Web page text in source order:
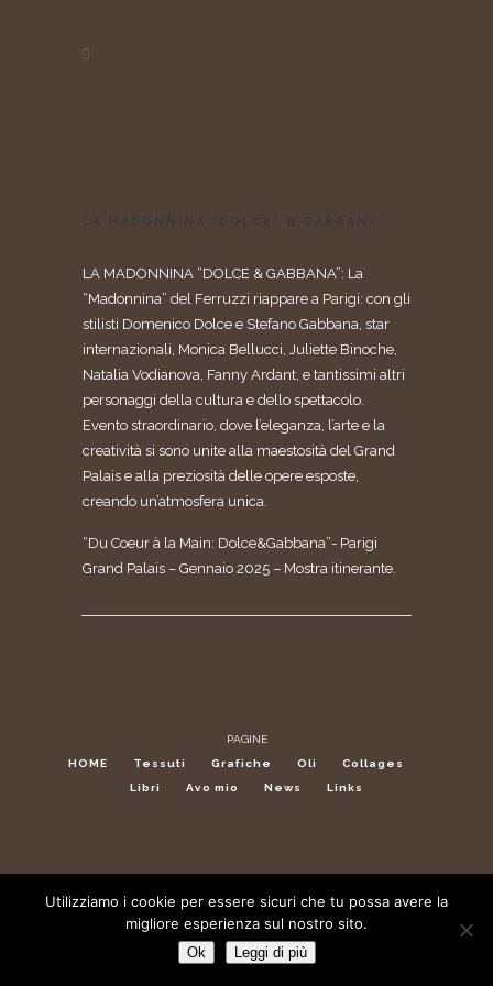
LA MADONNINA “DOLCE & GABBANA”: La
“Madonnina” del Ferruzzi riappare a Parigi: con gli
stilisti Domenico Dolce e Stefano Gabbana, star
internazionali, Monica Bellucci, Juliette Binoche,
Natalia Vodianova, Fanny Ardant, e tantissimi altri
personaggi della cultura e dello spettacolo.
Evento straordinario, dove l’eleganza, l’arte e la
creatività si sono unite alla maestosità del Grand
Palais e alla preziosità delle opere esposte,
creando un’atmosfera unica.
“Du Coeur à la Main: Dolce&Gabbana”- Parigi
Grand Palais – Gennaio 2025 – Mostra itinerante.
PAGINE
HOME
Tessuti Grafiche Oli
Collages
Libri
Avo mio News Links
Utilizziamo i cookie per essere sicuri che tu possa avere la
migliore esperienza sul nostro sito.
Ok Leggi di più